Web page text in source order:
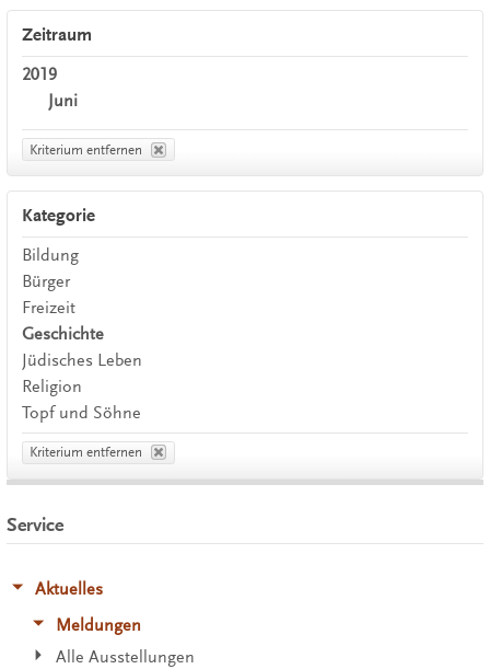
Zeitraum
2019
Juni
Kriterium entfernen
Kategorie
Bildung
Bürger
Freizeit
Geschichte
Jüdisches Leben
Religion
Topf und Söhne
Kriterium entfernen
Service
Aktuelles
Meldungen
Alle Ausstellungen